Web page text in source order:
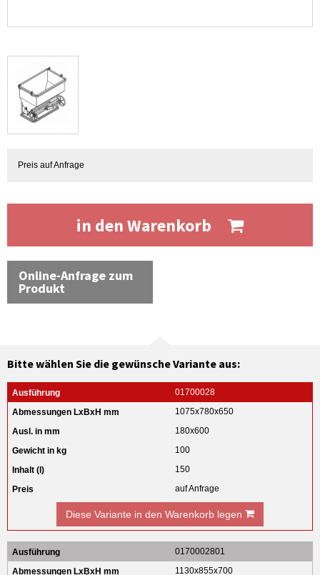
Preis auf Anfrage
in den Warenkorb
Online-Anfrage zum
Produkt
Bitte wählen Sie die gewünsche Variante aus:
01700028
1075x780x650
180x600
100
150
auf Anfrage
Diese Variante in den Warenkorb legen
0170002801
1130x855x700